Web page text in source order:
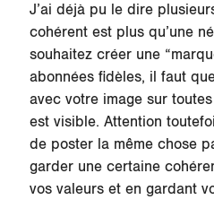
J’ai déjà pu le dire
cohérent est plus qu’une
souhaitez créer une
abonnées fidèles, il faut
avec votre image sur
est visible. Attention
de poster la même chose
garder une certaine
vos valeurs et en gardant